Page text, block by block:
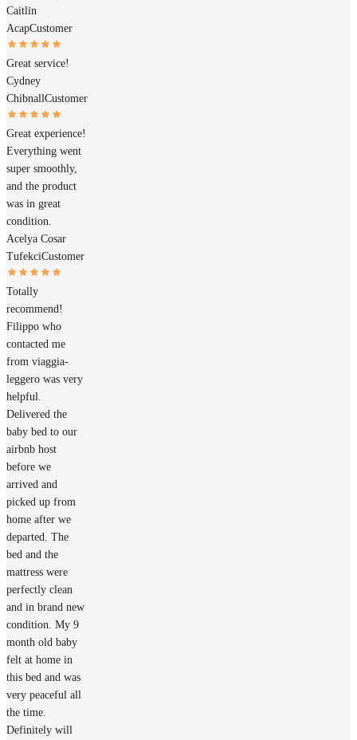
Caitlin
AcapCustomer
Great service!
Cydney
ChibnallCustomer
Great experience!
Everything went
super smoothly,
and the product
was in great
condition.
Acelya Cosar
TufekciCustomer
Totally
recommend!
Filippo who
contacted me
from viaggia-
leggero was very
helpful.
Delivered the
baby bed to our
airbnb host
before we
arrived and
picked up from
home after we
departed. The
bed and the
mattress were
perfectly clean
and in brand new
condition. My 9
month old baby
felt at home in
this bed and was
very peaceful all
the time.
Definitely will